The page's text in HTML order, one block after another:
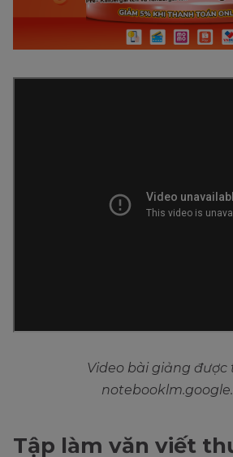
Video bài giảng được
Tập làm văn viết